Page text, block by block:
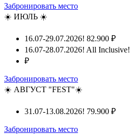
Забронировать место
☀️ ИЮЛЬ ☀️
16.07-29.07.2026! 82.900 ₽
16.07-28.07.2026! All Inclusive!
₽
Забронировать место
☀️ АВГУСТ "FEST"☀️
31.07-13.08.2026! 79.900 ₽
Забронировать место